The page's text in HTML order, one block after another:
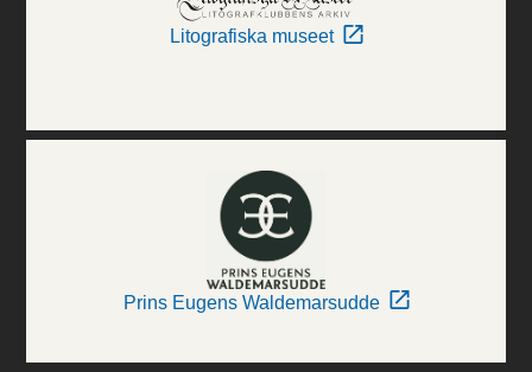
Litografiska museet
Prins Eugens Waldemarsudde